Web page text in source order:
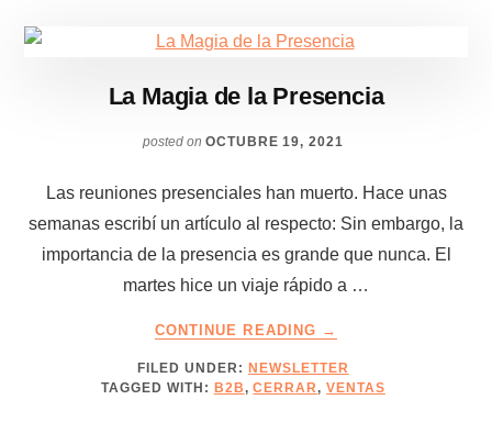
DE
La Magia de la Presencia
posted on OCTUBRE 19, 2021
Las reuniones presenciales han muerto. Hace unas
semanas escribí un artículo al respecto: Sin embargo, la
importancia de la presencia es grande que nunca. El
martes hice un viaje rápido a …
CONTINUE READING
MAGIA
DE
→
FILED UNDER: NEWSLETTER
TAGGED WITH: B2B,CERRAR,VENTAS